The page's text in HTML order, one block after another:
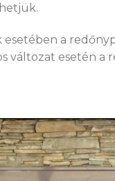
a
változat esetén a